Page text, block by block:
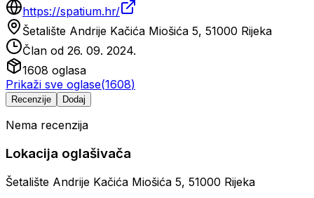
https://spatium.hr/
Šetalište Andrije Kačića Miošića 5, 51000 Rijeka
Član od 26. 09. 2024.
1608 oglasa
Prikaži sve oglase(1608)
Recenzije Dodaj
Nema recenzija
Lokacija oglašivača
Šetalište Andrije Kačića Miošića 5, 51000 Rijeka